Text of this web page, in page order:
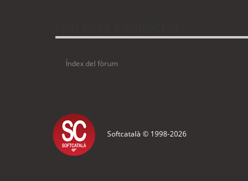
Índex del fòrum
Softcatalà © 1998-2026